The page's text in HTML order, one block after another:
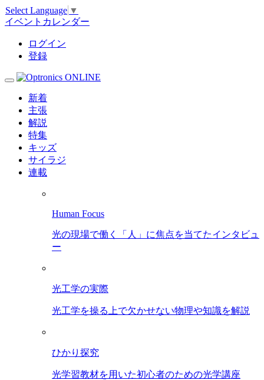
Select Language ▼
イベントカレンダー
ログイン
登録
新着
主張
解説
特集
キッズ
サイラジ
連載
Human Focus
光の現場で働く「人」に焦点を当てたインタビュ
ー
光工学の実際
光工学を操る上で欠かせない物理や知識を解説
ひかり探究
光学習教材を用いた初心者のための光学講座